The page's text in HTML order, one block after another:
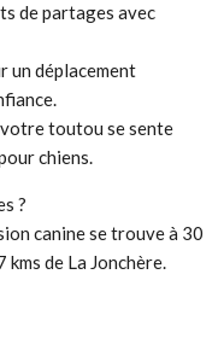
de partages avec
un déplacement
toutou se sente
chiens.
?
canine se trouve à 30
kms de La Jonchère.